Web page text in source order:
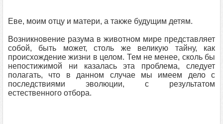
Еве, моим отцу и матери, а также будущим детям.
Возникновение разума в животном мире представляет
собой, быть может, столь же великую тайну, как
происхождение жизни в целом. Тем не менее, сколь бы
непостижимой ни казалась эта проблема, следует
полагать, что в данном случае мы имеем дело с
последствиями эволюции, с результатом
естественного отбора.